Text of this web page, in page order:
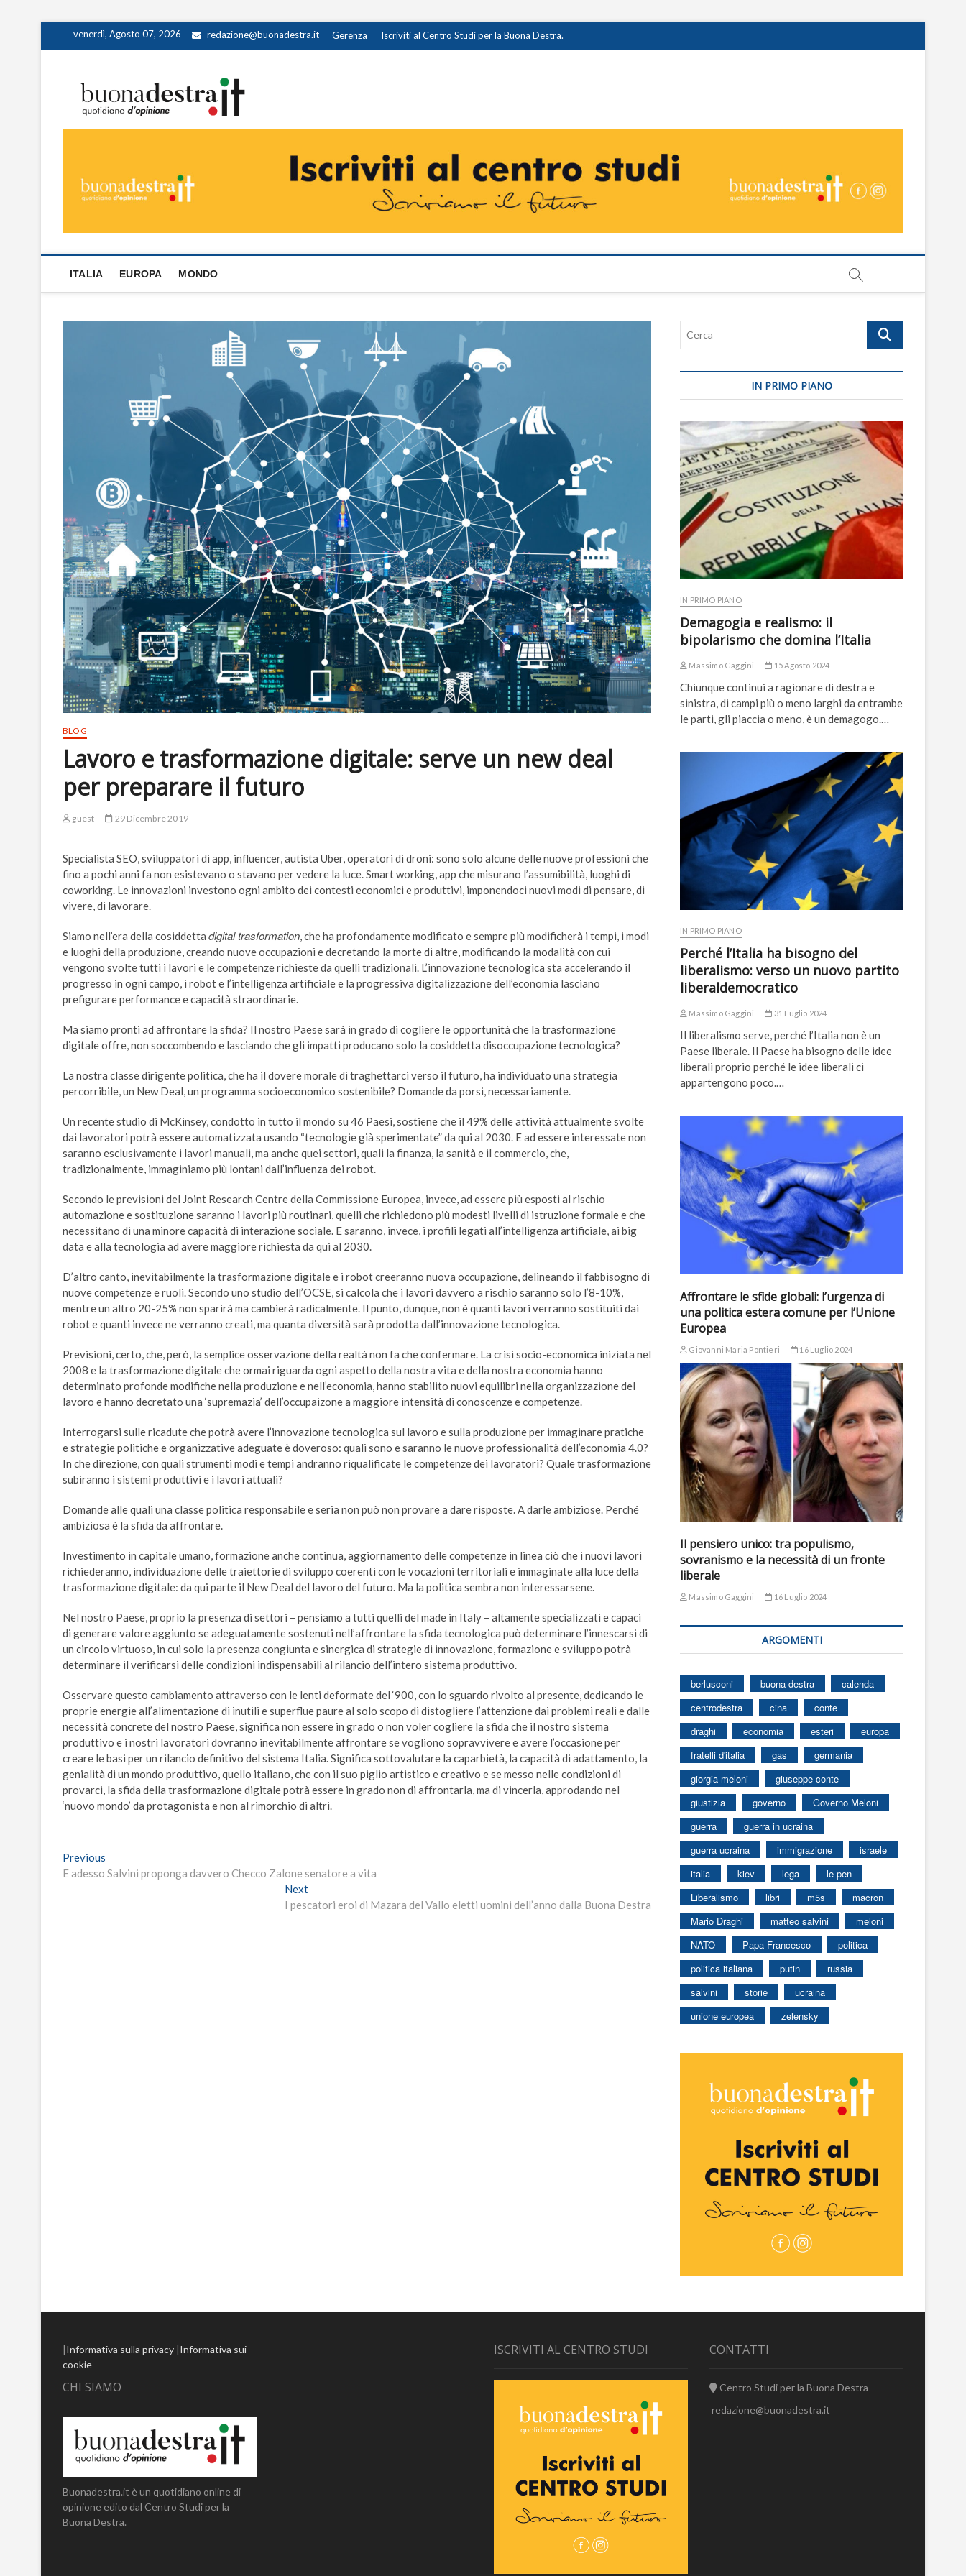
venerdì, Agosto 07, 2026 redazione@buonadestra.it Gerenza Iscriviti al Centro Studi per la Buona Destra.
ITALIA EUROPA MONDO
BLOG
Lavoro e trasformazione digitale: serve un new deal
per preparare il futuro
guest 29 Dicembre 2019
Specialista SEO, sviluppatori di app, influencer, autista Uber, operatori di droni: sono solo alcune delle nuove professioni che
fino a pochi anni fa non esistevano o stavano per vedere la luce. Smart working, app che misurano l’assumibilità, luoghi di
coworking. Le innovazioni investono ogni ambito dei contesti economici e produttivi, imponendoci nuovi modi di pensare, di
vivere, di lavorare.
Siamo nell’era della cosiddetta digital trasformation, che ha profondamente modificato e sempre più modificherà i tempi, i modi
e luoghi della produzione, creando nuove occupazioni e decretando la morte di altre, modificando la modalità con cui
vengono svolte tutti i lavori e le competenze richieste da quelli tradizionali. L’innovazione tecnologica sta accelerando il
progresso in ogni campo, i robot e l’intelligenza artificiale e la progressiva digitalizzazione dell’economia lasciano
prefigurare performance e capacità straordinarie.
Ma siamo pronti ad affrontare la sfida? Il nostro Paese sarà in grado di cogliere le opportunità che la trasformazione
digitale offre, non soccombendo e lasciando che gli impatti producano solo la cosiddetta disoccupazione tecnologica?
La nostra classe dirigente politica, che ha il dovere morale di traghettarci verso il futuro, ha individuato una strategia
percorribile, un New Deal, un programma socioeconomico sostenibile? Domande da porsi, necessariamente.
Un recente studio di McKinsey, condotto in tutto il mondo su 46 Paesi, sostiene che il 49% delle attività attualmente svolte
dai lavoratori potrà essere automatizzata usando “tecnologie già sperimentate” da qui al 2030. E ad essere interessate non
saranno esclusivamente i lavori manuali, ma anche quei settori, quali la finanza, la sanità e il commercio, che,
tradizionalmente, immaginiamo più lontani dall’influenza dei robot.
Secondo le previsioni del Joint Research Centre della Commissione Europea, invece, ad essere più esposti al rischio
automazione e sostituzione saranno i lavori più routinari, quelli che richiedono più modesti livelli di istruzione formale e che
necessitano di una minore capacità di interazione sociale. E saranno, invece, i profili legati all’intelligenza artificiale, ai big
data e alla tecnologia ad avere maggiore richiesta da qui al 2030.
D’altro canto, inevitabilmente la trasformazione digitale e i robot creeranno nuova occupazione, delineando il fabbisogno di
nuove competenze e ruoli. Secondo uno studio dell’OCSE, si calcola che i lavori davvero a rischio saranno solo l’8-10%,
mentre un altro 20-25% non sparirà ma cambierà radicalmente. Il punto, dunque, non è quanti lavori verranno sostituiti dai
robot e quanti invece ne verranno creati, ma quanta diversità sarà prodotta dall’innovazione tecnologica.
Previsioni, certo, che, però, la semplice osservazione della realtà non fa che confermare. La crisi socio-economica iniziata nel
2008 e la trasformazione digitale che ormai riguarda ogni aspetto della nostra vita e della nostra economia hanno
determinato profonde modifiche nella produzione e nell’economia, hanno stabilito nuovi equilibri nella organizzazione del
lavoro e hanno decretato una ‘supremazia’ dell’occupaizone a maggiore intensità di conoscenze e competenze.
Interrogarsi sulle ricadute che potrà avere l’innovazione tecnologica sul lavoro e sulla produzione per immaginare pratiche
e strategie politiche e organizzative adeguate è doveroso: quali sono e saranno le nuove professionalità dell’economia 4.0?
In che direzione, con quali strumenti modi e tempi andranno riqualificate le competenze dei lavoratori? Quale trasformazione
subiranno i sistemi produttivi e i lavori attuali?
Domande alle quali una classe politica responsabile e seria non può non provare a dare risposte. A darle ambiziose. Perché
ambiziosa è la sfida da affrontare.
Investimento in capitale umano, formazione anche continua, aggiornamento delle competenze in linea ciò che i nuovi lavori
richiederanno, individuazione delle traiettorie di sviluppo coerenti con le vocazioni territoriali e immaginate alla luce della
trasformazione digitale: da qui parte il New Deal del lavoro del futuro. Ma la politica sembra non interessarsene.
Nel nostro Paese, proprio la presenza di settori – pensiamo a tutti quelli del made in Italy – altamente specializzati e capaci
di generare valore aggiunto se adeguatamente sostenuti nell’affrontare la sfida tecnologica può determinare l’innescarsi di
un circolo virtuoso, in cui solo la presenza congiunta e sinergica di strategie di innovazione, formazione e sviluppo potrà
determinare il verificarsi delle condizioni indispensabili al rilancio dell’intero sistema produttivo.
Osservare questo cambiamento attraverso con le lenti deformate del ‘900, con lo sguardo rivolto al presente, dedicando le
proprie energie all’alimentazione di inutili e superflue paure al solo scopo di distogliere l’attenzione dai problemi reali e dalle
necessità concrete del nostro Paese, significa non essere in grado o non voler cogliere la sfida che il nostro sistema
produttivo e i nostri lavoratori dovranno inevitabilmente affrontare se vogliono sopravvivere e avere l’occasione per
creare le basi per un rilancio definitivo del sistema Italia. Significa sottovalutare la caparbietà, la capacità di adattamento, la
genialità di un mondo produttivo, quello italiano, che con il suo piglio artistico e creativo e se messo nelle condizioni di
provarci, la sfida della trasformazione digitale potrà essere in grado non di affrontarla, ma di vincerla, approdando nel
‘nuovo mondo’ da protagonista e non al rimorchio di altri.
Navigazione
articoli
Previous
post:
E adesso Salvini proponga davvero Checco Zalone senatore a vita
NextNext
post:
I pescatori eroi di Mazara del Vallo eletti uomini dell’anno dalla Buona Destra
Cerca
IN PRIMO PIANO
IN PRIMO PIANO
Demagogia e realismo: il
bipolarismo che domina l’Italia
Massimo Gaggini 15 Agosto 2024
Chiunque continui a ragionare di destra e
sinistra, di campi più o meno larghi da entrambe
le parti, gli piaccia o meno, è un demagogo.…
IN PRIMO PIANO
Perché l’Italia ha bisogno del
liberalismo: verso un nuovo partito
liberaldemocratico
Massimo Gaggini 31 Luglio 2024
Il liberalismo serve, perché l’Italia non è un
Paese liberale. Il Paese ha bisogno delle idee
liberali proprio perché le idee liberali ci
appartengono poco.…
Affrontare le sfide globali: l’urgenza di
una politica estera comune per l’Unione
Europea
Giovanni Maria Pontieri 16 Luglio 2024
Il pensiero unico: tra populismo,
sovranismo e la necessità di un fronte
liberale
Massimo Gaggini 16 Luglio 2024
ARGOMENTI
berlusconi buona destra
calenda
centrodestra
cina
conte
draghi
economia esteri
europa
fratelli d'italia
gas
germania
giorgia meloni
giuseppe conte
giustizia
governo
Governo Meloni
guerra
guerra in ucraina
guerra ucraina
immigrazione
israele
italia
kiev lega
le pen
Liberalismo
libri m5s
macron
Mario Draghi
matteo salvini
meloni
NATO
Papa Francesco
politica
politica italiana
putin
russia
salvini
storie
ucraina
unione europea
zelensky
|Informativa sulla privacy |Informativa sui
cookie
CHI SIAMO
Buonadestra.it è un quotidiano online di
opinione edito dal Centro Studi per la
Buona Destra.
ISCRIVITI AL CENTRO STUDI CONTATTI
Centro Studi per la Buona Destra
redazione@buonadestra.it